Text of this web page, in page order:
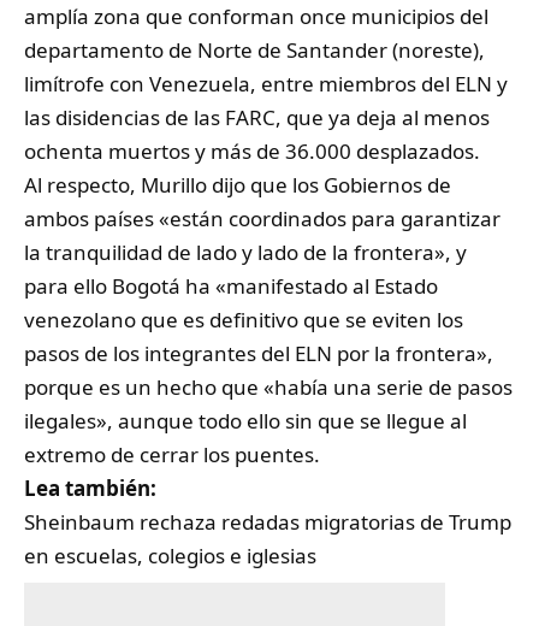
amplía zona que conforman once municipios del
departamento de Norte de Santander (noreste),
limítrofe con Venezuela, entre miembros del ELN y
las disidencias de las FARC, que ya deja al menos
ochenta muertos y más de 36.000 desplazados.
Al respecto, Murillo dijo que los Gobiernos de
ambos países «están coordinados para garantizar
la tranquilidad de lado y lado de la frontera», y
para ello Bogotá ha «manifestado al Estado
venezolano que es definitivo que se eviten los
pasos de los integrantes del ELN por la frontera»,
porque es un hecho que «había una serie de pasos
ilegales», aunque todo ello sin que se llegue al
extremo de cerrar los puentes.
Lea también:
Sheinbaum rechaza redadas migratorias de Trump
en escuelas, colegios e iglesias